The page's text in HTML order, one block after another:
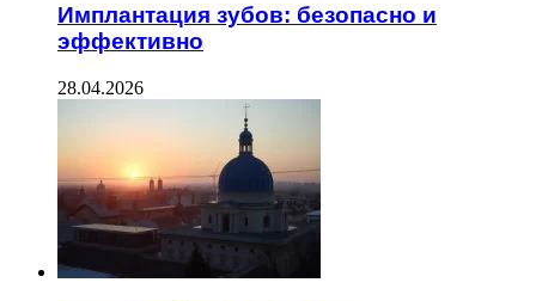
Имплантация зубов: безопасно и
эффективно
28.04.2026